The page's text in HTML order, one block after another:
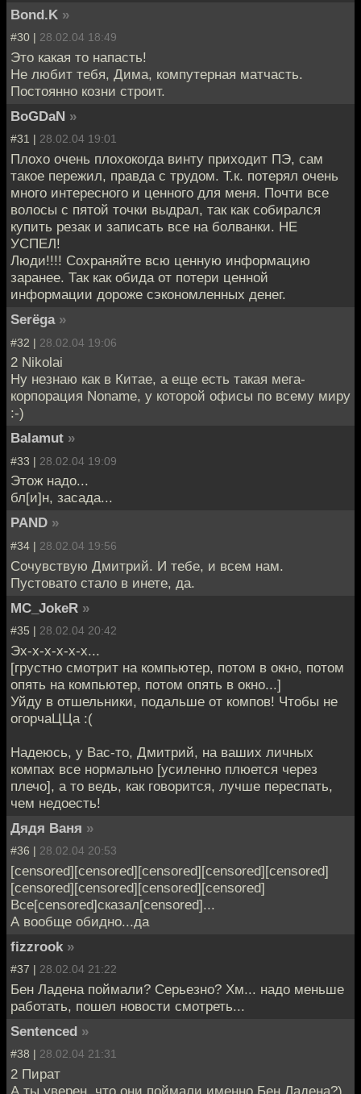
Bond.K »
#30 | 28.02.04 18:49
Это какая то напасть!
Не любит тебя, Дима, компутерная матчасть.
Постоянно козни строит.
BoGDaN »
#31 | 28.02.04 19:01
Плохо очень плохокогда винту приходит ПЭ, сам
такое пережил, правда с трудом. Т.к. потерял очень
много интересного и ценного для меня. Почти все
волосы с пятой точки выдрал, так как собирался
купить резак и записать все на болванки. НЕ
УСПЕЛ!
Люди!!!! Сохраняйте всю ценную информацию
заранее. Так как обида от потери ценной
информации дороже сэкономленных денег.
Serёga »
#32 | 28.02.04 19:06
2 Nikolai
Ну незнаю как в Китае, а еще есть такая мега-
корпорация Noname, у которой офисы по всему миру
:-)
Balamut »
#33 | 28.02.04 19:09
Этож надо...
бл[и]н, засада...
PAND »
#34 | 28.02.04 19:56
Сочувствую Дмитрий. И тебе, и всем нам.
Пустовато стало в инете, да.
MC_JokeR »
#35 | 28.02.04 20:42
Эх-х-х-х-х-х...
[грустно смотрит на компьютер, потом в окно, потом
опять на компьютер, потом опять в окно...]
Уйду в отшельники, подальше от компов! Чтобы не
огорчаЦЦа :(
Надеюсь, у Вас-то, Дмитрий, на ваших личных
компах все нормально [усиленно плюется через
плечо], а то ведь, как говорится, лучше переспать,
чем недоесть!
Дядя Ваня »
#36 | 28.02.04 20:53
[censored][censored][censored][censored][censored]
[censored][censored][censored][censored]
Все[censored]сказал[censored]...
А вообще обидно...да
fizzrook »
#37 | 28.02.04 21:22
Бен Ладена поймали? Серьезно? Хм... надо меньше
работать, пошел новости смотреть...
Sentenced »
#38 | 28.02.04 21:31
2 Пират
А ты уверен, что они поймали именно Бен Ладена?)